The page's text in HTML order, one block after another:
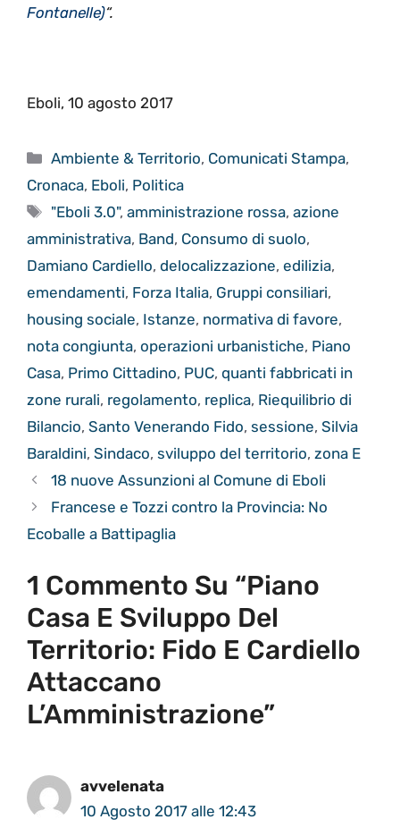
Fontanelle)“.
Eboli, 10 agosto 2017
Categorie
Ambiente & Territorio, Comunicati Stampa,
Cronaca, Eboli, Politica
Tag
"Eboli 3.0",amministrazione rossa,azione
amministrativa, Band, Consumo di suolo,
Damiano Cardiello, delocalizzazione, edilizia,
emendamenti, Forza Italia, Gruppi consiliari,
housing sociale, Istanze, normativa di favore,
nota congiunta, operazioni urbanistiche, Piano
Casa, Primo Cittadino, PUC, quanti fabbricati in
zone rurali, regolamento, replica, Riequilibrio di
Bilancio, Santo Venerando Fido, sessione, Silvia
Baraldini, Sindaco, sviluppo del territorio, zona E
18 nuove Assunzioni al Comune di Eboli
Francese e Tozzi contro la Provincia: No
Ecoballe a Battipaglia
1 Commento Su “Piano
Casa E Sviluppo Del
Territorio: Fido E Cardiello
Attaccano
L’Amministrazione”
avvelenata
10 Agosto 2017 alle 12:43